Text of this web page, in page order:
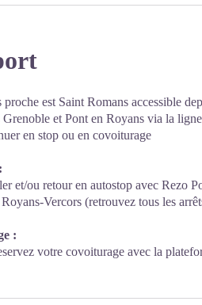
est Saint Romans accessible
Grenoble et Pont en Royans via la ligne
en stop ou en covoiturage
et/ou retour en autostop avec Rezo
Vercors (retrouvez tous les
:
votre covoiturage avec la